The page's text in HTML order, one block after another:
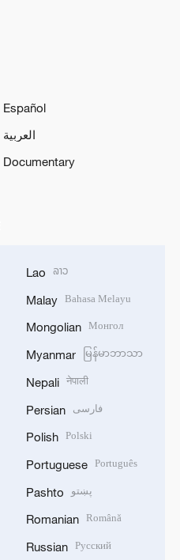
Español
العربية
Documentary
Lao ລາວ
Malay Bahasa Melayu
Mongolian Монгол
Myanmar မြန်မာဘာသာ
Nepali नेपाली
Persian فارسی
Polish Polski
Portuguese Português
Pashto پښتو
Romanian Română
Russian Русский